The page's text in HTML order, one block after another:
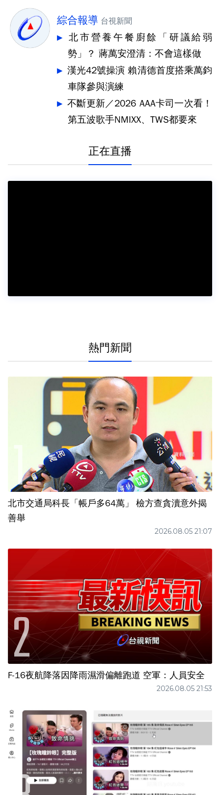
綜合報導 台視新聞
北市營養午餐廚餘「研議給弱
勢」？ 蔣萬安澄清：不會這樣做
漢光42號操演 賴清德首度搭乘萬鈞
車隊參與演練
不斷更新／2026 AAA卡司一次看！
第五波歌手NMIXX、TWS都要來
正在直播
熱門新聞
北市交通局科長「帳戶多64萬」 檢方查貪瀆意外揭
善舉
2026.08.05 21:07
F-16夜航降落因降雨濕滑偏離跑道 空軍：人員安全
2026.08.05 21:53